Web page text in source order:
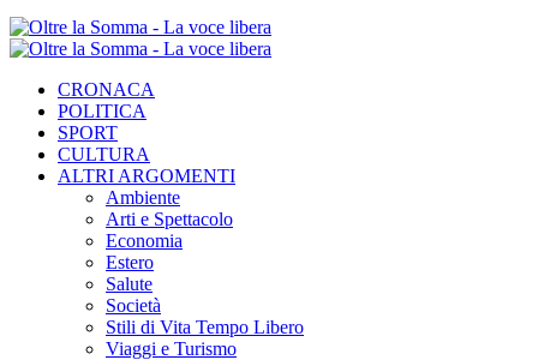
CRONACA
POLITICA
SPORT
CULTURA
ALTRI ARGOMENTI
Ambiente
Arti e Spettacolo
Economia
Estero
Salute
Società
Stili di Vita Tempo Libero
Viaggi e Turismo